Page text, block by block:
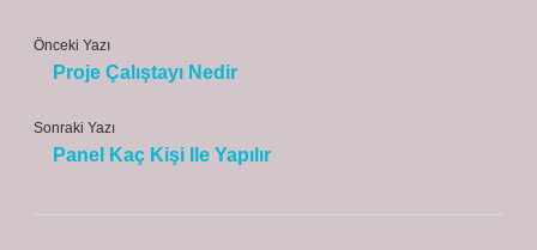
Önceki Yazı
Proje Çalıştayı Nedir
Sonraki Yazı
Panel Kaç Kişi Ile Yapılır